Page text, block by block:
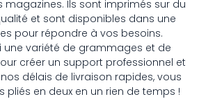
magazines. Ils sont imprimés sur du
et sont disponibles dans une
pour répondre à vos besoins.
une variété de grammages et de
créer un support professionnel et
délais de livraison rapides, vous
pliés en deux en un rien de temps !